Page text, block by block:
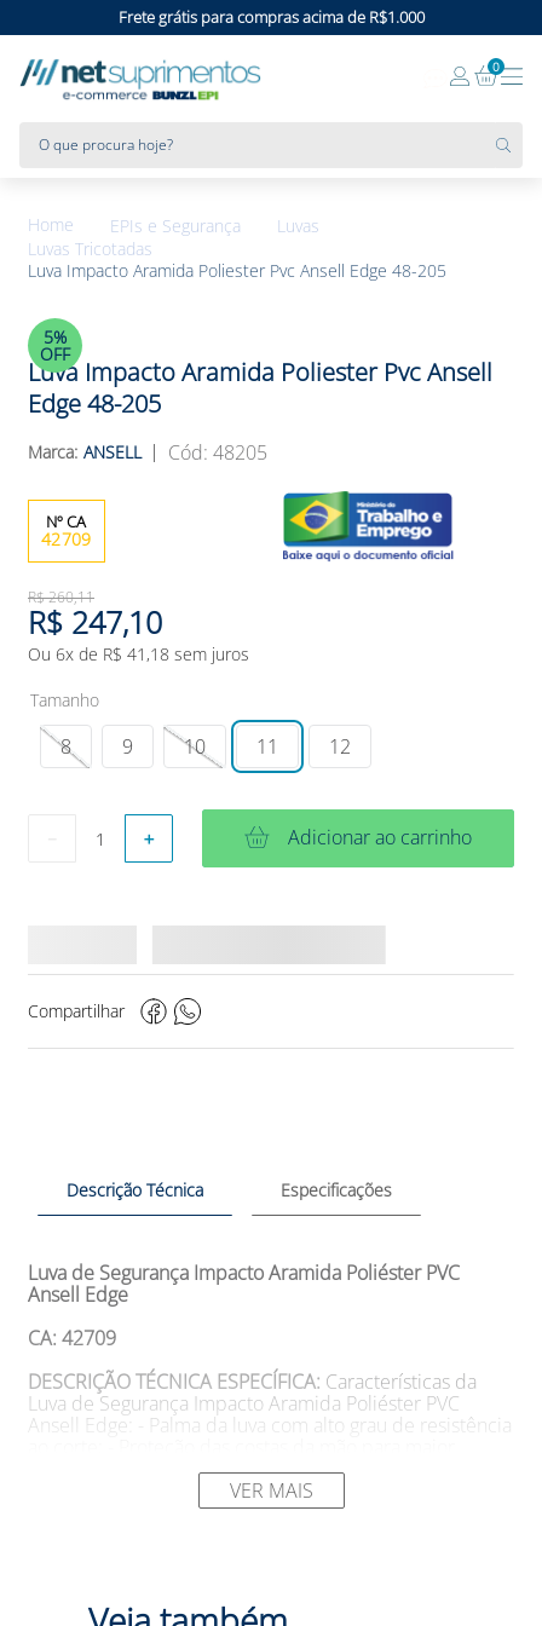
Frete grátis para compras acima de R$1.000
0
EPIs e Segurança
Luvas
Luvas Tricotadas
Luva Impacto Aramida Poliester Pvc Ansell Edge 48-205
5%
OFF
Luva Impacto Aramida Poliester Pvc Ansell
Edge 48-205
ANSELL : 48205
42709
R$260,11
R$ 247,10
Ou 6x de R$ 41 ,18 sem juros
Tamanho
8 9 10 11 12
＋ Adicionar ao carrinho
Compartilhar
Descrição Técnica Especificações
Luva de Segurança Impacto Aramida Poliéster PVC
Ansell Edge
CA: 42709
DESCRIÇÃO TÉCNICA ESPECÍFICA: Características da
Luva de Segurança Impacto Aramida Poliéster PVC
Ansell Edge: - Palma da luva com alto grau de resistência
segurança; - Excelente desempenho de aderência,
garantindo firmeza no manuseio de objetos; - Punho de
neoprene para ajuste e conforto adequados; - Forro
garantindo a segurança quanto a substâncias restritas.
VER MAIS